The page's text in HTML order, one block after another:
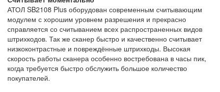
АТОЛ SB2108 Plus оборудован современным считывающим
модулем с хорошим уровнем разрешения и прекрасно
справляется со считыванием всех распространенных видов
штрихкодов. Так же сканер быстро и качественно считывает
низкоконтрастные и повреждённые штрихкоды. Высокая
скорость работы сканера особенно востребована в часы пик,
когда требуется быстро обслужить большое количество
покупателей.